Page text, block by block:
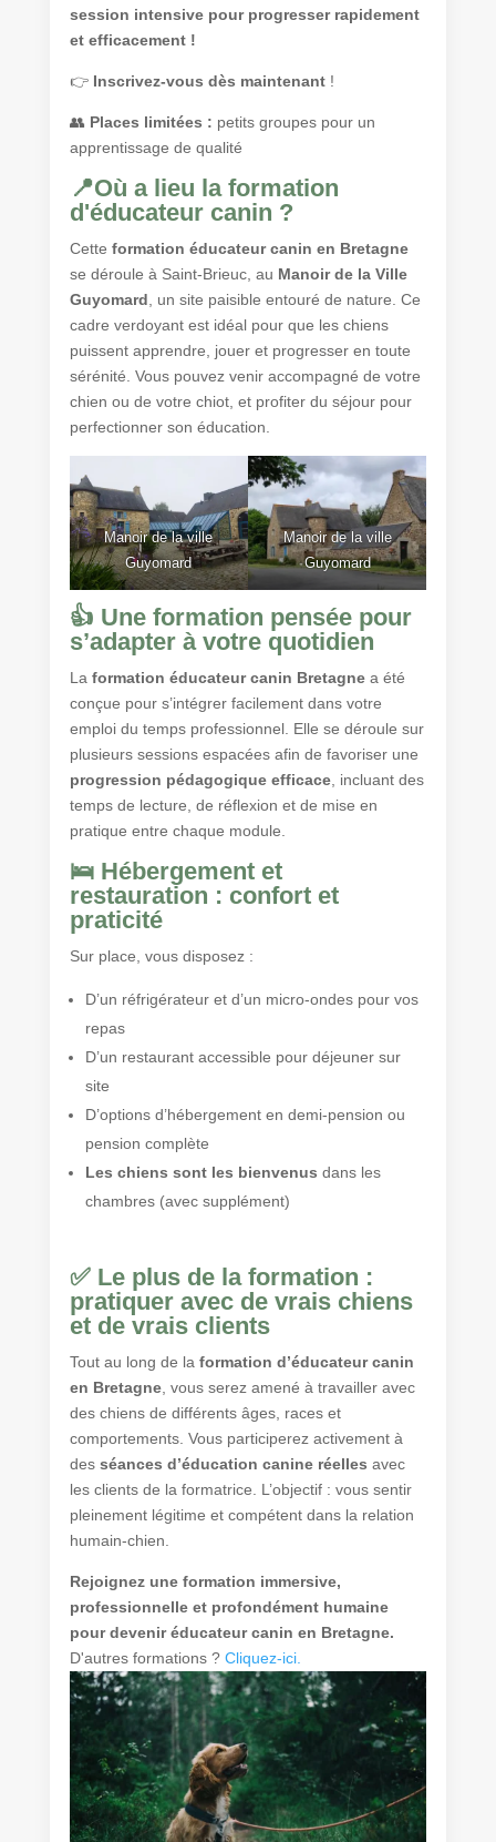
session intensive pour progresser rapidement
et efficacement !
👉 Inscrivez-vous dès maintenant !
👥 Places limitées : petits groupes pour un
apprentissage de qualité
📍Où a lieu la formation
d'éducateur canin ?
Cette formation éducateur canin en Bretagne
se déroule à Saint-Brieuc, au Manoir de la Ville
Guyomard, un site paisible entouré de nature. Ce
cadre verdoyant est idéal pour que les chiens
puissent apprendre, jouer et progresser en toute
sérénité. Vous pouvez venir accompagné de votre
chien ou de votre chiot, et profiter du séjour pour
perfectionner son éducation.
Manoir de la ville
Guyomard
Manoir de la ville
Guyomard
👍 Une formation pensée pour
s’adapter à votre quotidien
La formation éducateur canin Bretagnea été
conçue pour s’intégrer facilement dans votre
emploi du temps professionnel. Elle se déroule sur
plusieurs sessions espacées afin de favoriser une
progression pédagogique efficace, incluant des
temps de lecture, de réflexion et de mise en
pratique entre chaque module.
🛌 Hébergement et
restauration : confort et
praticité
Sur place, vous disposez :
D’un réfrigérateur et d’un micro-ondes pour vos
repas
D’un restaurant accessible pour déjeuner sur
site
D’options d’hébergement en demi-pension ou
pension complète
Les chiens sont les bienvenus dans les
chambres (avec supplément)
✅ Le plus de la formation :
pratiquer avec de vrais chiens
et de vrais clients
Tout au long de la formation d’éducateur canin
en Bretagne, vous serez amené à travailler avec
des chiens de différents âges, races et
comportements. Vous participerez activement à
des séances d’éducation canine réelles avec
les clients de la formatrice. L’objectif : vous sentir
pleinement légitime et compétent dans la relation
humain-chien.
Rejoignez une formation immersive,
professionnelle et profondément humaine
pour devenir éducateur canin en Bretagne.
D'autres formations ?Cliquez-ici.